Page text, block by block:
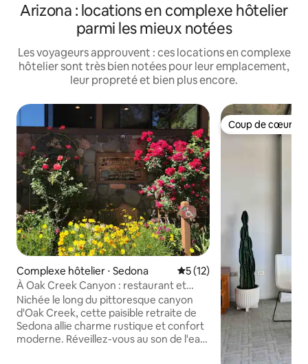
Arizona : locations en complexe hôtelier
parmi les mieux notées
Les voyageurs approuvent : ces locations en complexe
hôtelier sont très bien notées pour leur emplacement,
leur propreté et bien plus encore.
Complexe hôtelier ⋅ Sedona Évaluation moyenne sur la
5 (12)
À Oak Creek Canyon : restaurant et
cuisine sur place
Nichée le long du pittoresque canyon
d'Oak Creek, cette paisible retraite de
Sedona allie charme rustique et confort
moderne. Réveillez-vous au son de l'eau
Coup de cœur
Coup de cœur